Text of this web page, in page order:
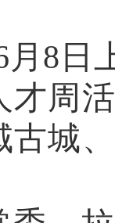
8日
才周
古城